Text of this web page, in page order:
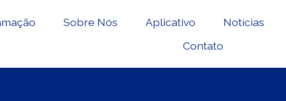
Sobre Nós Aplicativo Notícias
Contato